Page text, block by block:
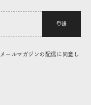
登録
ールマガジンの配信に同意し